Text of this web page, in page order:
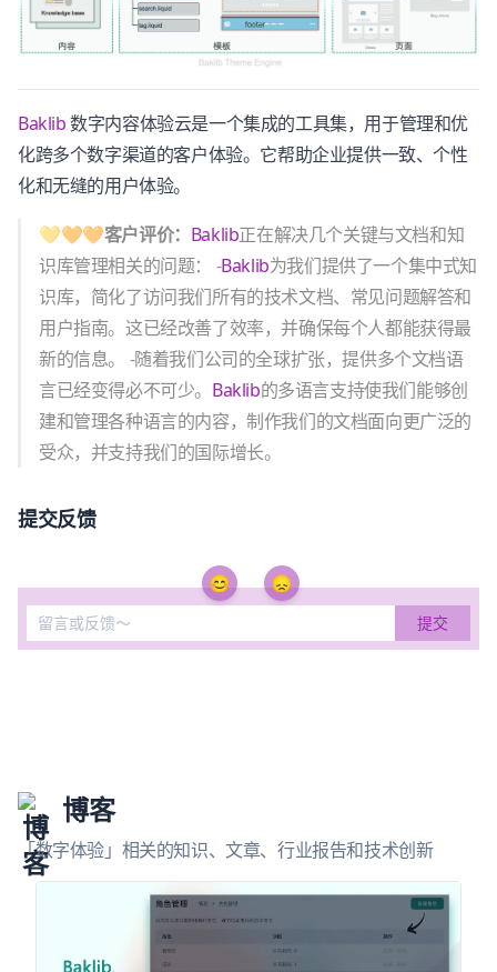
Baklib数字内容体验云是一个集成的工具集，用于管理和优
化跨多个数字渠道的客户体验。它帮助企业提供一致、个性
化和无缝的用户体验。
💛🧡🧡客户评价： Baklib正在解决几个关键与文档和知
识库管理相关的问题： -Baklib为我们提供了一个集中式知
识库，简化了访问我们所有的技术文档、常见问题解答和
用户指南。这已经改善了效率，并确保每个人都能获得最
新的信息。 -随着我们公司的全球扩张，提供多个文档语
言已经变得必不可少。 Baklib的多语言支持使我们能够创
建和管理各种语言的内容，制作我们的文档面向更广泛的
受众，并支持我们的国际增长。
提交反馈
😊 😞
博客
「数字体验」相关的知识、文章、行业报告和技术创新